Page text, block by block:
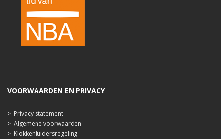
VOORWAARDEN EN PRIVACY
> Privacy statement
> Algemene voorwaarden
> Klokkenluidersregeling